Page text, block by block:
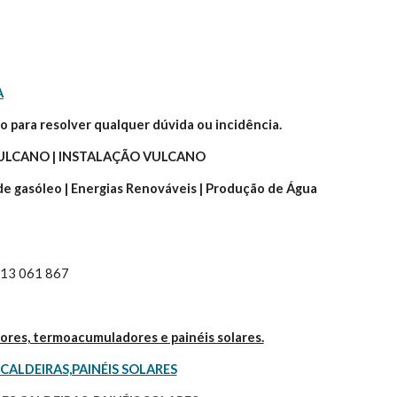
para resolver qualquer dúvida ou incidência.
| INSTALAÇÃO VULCANO
gasóleo | Energias Renováveis | Produção de Água
061 867
termoacumuladores e painéis solares.
SOLARES